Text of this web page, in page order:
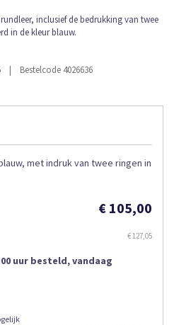
met indruk van twee ringen in
€ 105,00
€ 127,05
uur besteld, vandaag
| Bestelcode 4026636
inclusief de bedrukking van twee
in de kleur blauw.